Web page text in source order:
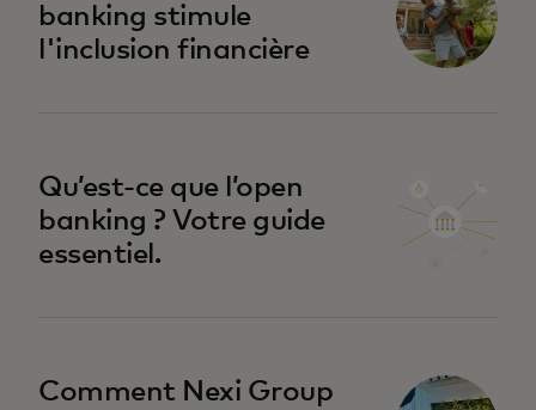
banking stimule
l'inclusion financière
Qu’est-ce que l’open
banking ? Votre guide
essentiel.
Comment Nexi Group